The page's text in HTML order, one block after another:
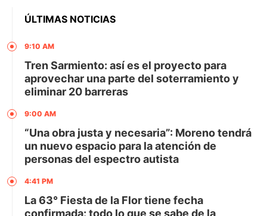
ÚLTIMAS NOTICIAS
9:10 AM
Tren Sarmiento: así es el proyecto para
aprovechar una parte del soterramiento y
eliminar 20 barreras
9:00 AM
“Una obra justa y necesaria”: Moreno tendrá
un nuevo espacio para la atención de
personas del espectro autista
4:41 PM
La 63° Fiesta de la Flor tiene fecha
confirmada: todo lo que se sabe de la